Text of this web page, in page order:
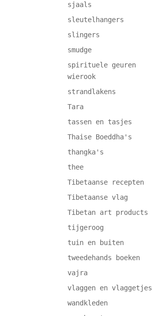
sjaals
sleutelhangers
slingers
smudge
spirituele geuren
wierook
strandlakens
Tara
tassen en tasjes
Thaise Boeddha's
thangka's
thee
Tibetaanse recepten
Tibetaanse vlag
Tibetan art products
tijgeroog
tuin en buiten
tweedehands boeken
vajra
vlaggen en vlaggetjes
wandkleden